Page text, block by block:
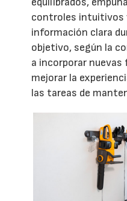
controles intuitivos
información clara
objetivo, según la
a incorporar
mejorar la
las tareas de